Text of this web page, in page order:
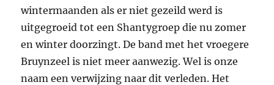
wintermaanden als er niet gezeild werd is
uitgegroeid tot een Shantygroep die nu zomer
en winter doorzingt. De band met het vroegere
Bruynzeel is niet meer aanwezig. Wel is onze
naam een verwijzing naar dit verleden. Het